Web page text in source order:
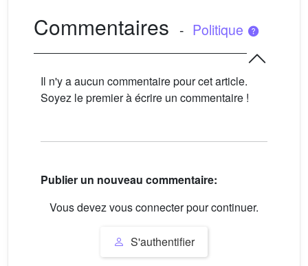
Commentaires - Politique
Il n'y a aucun commentaire pour cet article.
Soyez le premier à écrire un commentaire !
Publier un nouveau commentaire:
Vous devez vous connecter pour continuer.
S'authentifier